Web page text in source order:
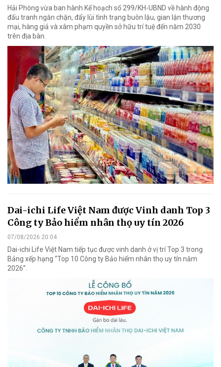
Hải Phòng vừa ban hành Kế hoạch số 299/KH-UBND về hành động
đấu tranh ngăn chặn, đẩy lùi tình trạng buôn lậu, gian lận thương
mại, hàng giả và xâm phạm quyền sở hữu trí tuệ đến năm 2030
trên địa bàn.
Dai-ichi Life Việt Nam được Vinh danh Top 3
Công ty Bảo hiểm nhân thọ uy tín 2026
07/08/2026 20:04
Dai-ichi Life Việt Nam tiếp tục được vinh danh ở vị trí Top 3 trong
Bảng xếp hạng “Top 10 Công ty Bảo hiểm nhân thọ uy tín năm
2026”.